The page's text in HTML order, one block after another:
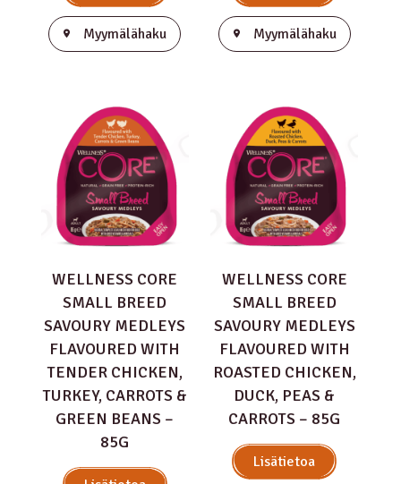
Myymälähaku Myymälähaku
WELLNESS CORE
SMALL BREED
SAVOURY MEDLEYS
FLAVOURED WITH
TENDER CHICKEN,
TURKEY, CARROTS &
GREEN BEANS –
85G
WELLNESS CORE
SMALL BREED
SAVOURY MEDLEYS
FLAVOURED WITH
ROASTED CHICKEN,
DUCK, PEAS &
CARROTS – 85G
Lisätietoa